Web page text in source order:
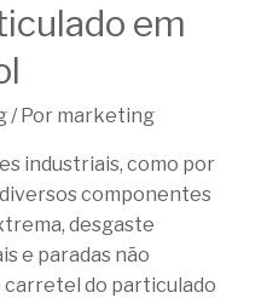
em
/ Por marketing
industriais, como por
componentes
desgaste
e paradas não
carretel do particulado